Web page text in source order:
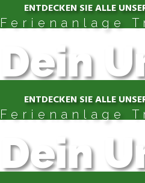
ENTDECKEN SIE ALLE
Ferienanlage
Dein
ENTDECKEN SIE ALLE
Ferienanlage
Dein